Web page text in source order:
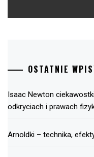
OSTATNIE
Isaac Newton
odkryciach i prawach
Arnoldki – technika,